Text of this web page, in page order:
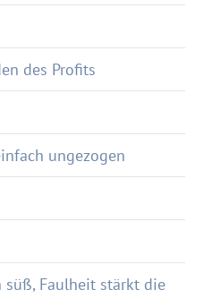
des Profits
ungezogen
süß, Faulheit stärkt die